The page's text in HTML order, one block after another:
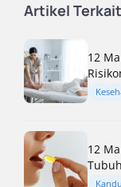
Artikel Terkait
12
12